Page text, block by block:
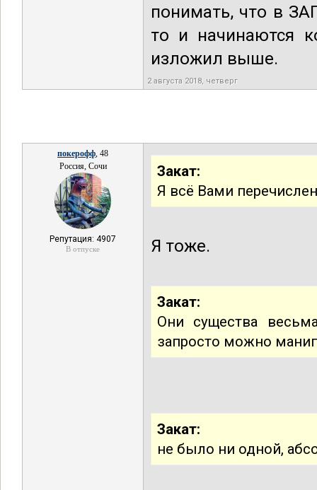
понимать, что в
то и начинаются
изложил выше.
2 августа 2018, четверг
покерофф, 48
Россия, Сочи
Репутация: 4907
В отпуске
Закат:
Я всё Вами
Я тоже.
Закат:
Они существа
запросто можно
Закат:
не было ни одной,